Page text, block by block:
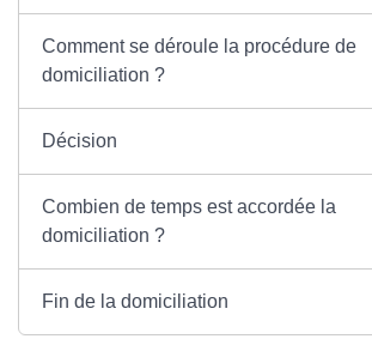
Comment se déroule la procédure de
domiciliation ?
Décision
Combien de temps est accordée la
domiciliation ?
Fin de la domiciliation